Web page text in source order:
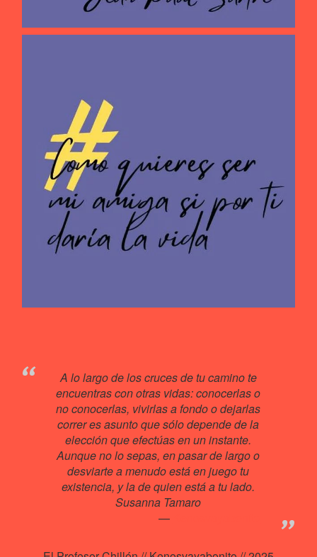
A lo largo de los cruces de tu camino te
encuentras con otras vidas: conocerlas o
no conocerlas, vivirlas a fondo o dejarlas
correr es asunto que sólo depende de la
elección que efectúas en un instante.
Aunque no lo sepas, en pasar de largo o
desviarte a menudo está en juego tu
existencia, y la de quien está a tu lado.
Susanna Tamaro